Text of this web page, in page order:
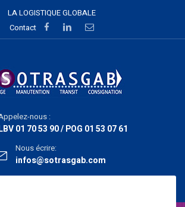
LA LOGISTIQUE GLOBALE
Contact
nous :
01 70 53 90 / POG 01 53 07 61
Nous écrire:
infos@sotrasgab.com